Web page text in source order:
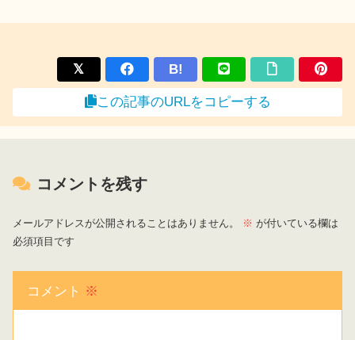
B!
この記事のURLをコピーする
コメントを残す
メールアドレスが公開されることはありません。 ※ が付いている欄は
必須項目です
コメント ※